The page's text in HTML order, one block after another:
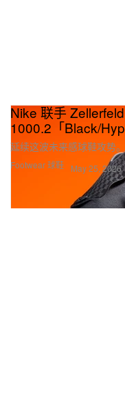
Footwear 球鞋
Nike 联手
1000.2「Black/
延续这波未来感球鞋攻势。
May 25, 2026